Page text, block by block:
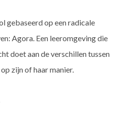
gebaseerd op een radicale
Agora. Een leeromgeving die
doet aan de verschillen tussen
zijn of haar manier.